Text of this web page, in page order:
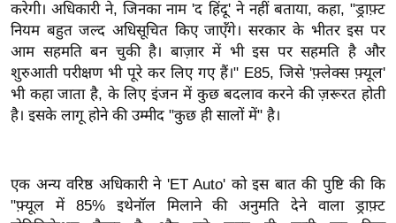
बे
मि
सा
ल
श
त
यं
करेगी। अधिकारी ने, जिनका नाम 'द हिंदू' ने नहीं बताया, कहा, "ड्राफ़्ट
नियम बहुत जल्द अधिसूचित किए जाएँगे। सरकार के भीतर इस पर
आम सहमति बन चुकी है। बाज़ार में भी इस पर सहमति है और
शुरुआती परीक्षण भी पूरे कर लिए गए हैं।" E85, जिसे 'फ़्लेक्स फ़्यूल'
भी कहा जाता है, के लिए इंजन में कुछ बदलाव करने की ज़रूरत होती
है। इसके लागू होने की उम्मीद "कुछ ही सालों में" है।
एक अन्य वरिष्ठ अधिकारी ने 'ET Auto' को इस बात की पुष्टि की कि
"फ़्यूल में 85% इथेनॉल मिलाने की अनुमति देने वाला ड्राफ़्ट